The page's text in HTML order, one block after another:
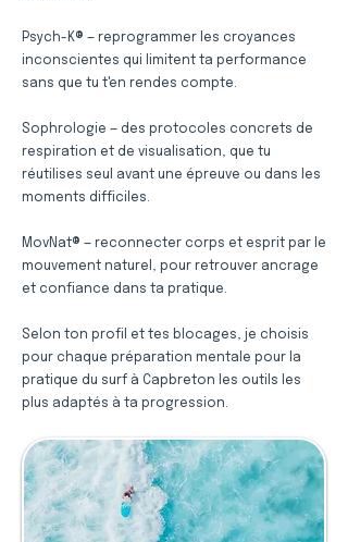
Psych-K® — reprogrammer les croyances
inconscientes qui limitent ta performance
sans que tu t'en rendes compte.
Sophrologie — des protocoles concrets de
respiration et de visualisation, que tu
réutilises seul avant une épreuve ou dans les
moments difficiles.
MovNat® — reconnecter corps et esprit par le
mouvement naturel, pour retrouver ancrage
et confiance dans ta pratique.
Selon ton profil et tes blocages, je choisis
pour chaque préparation mentale pour la
pratique du surf à Capbreton les outils les
plus adaptés à ta progression.